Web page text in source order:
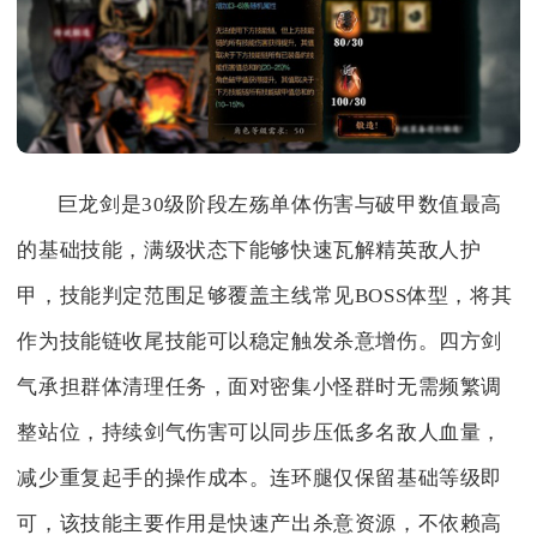
巨龙剑是30级阶段左殇单体伤害与破甲数值最高
的基础技能，满级状态下能够快速瓦解精英敌人护
甲，技能判定范围足够覆盖主线常见BOSS体型，将其
作为技能链收尾技能可以稳定触发杀意增伤。四方剑
气承担群体清理任务，面对密集小怪群时无需频繁调
整站位，持续剑气伤害可以同步压低多名敌人血量，
减少重复起手的操作成本。连环腿仅保留基础等级即
可，该技能主要作用是快速产出杀意资源，不依赖高